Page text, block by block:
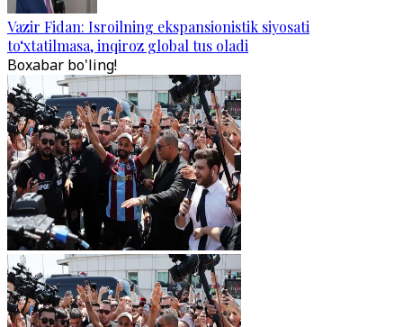
Vazir Fidan: Isroilning ekspansionistik siyosati
to‘xtatilmasa, inqiroz global tus oladi
Boxabar bo'ling!